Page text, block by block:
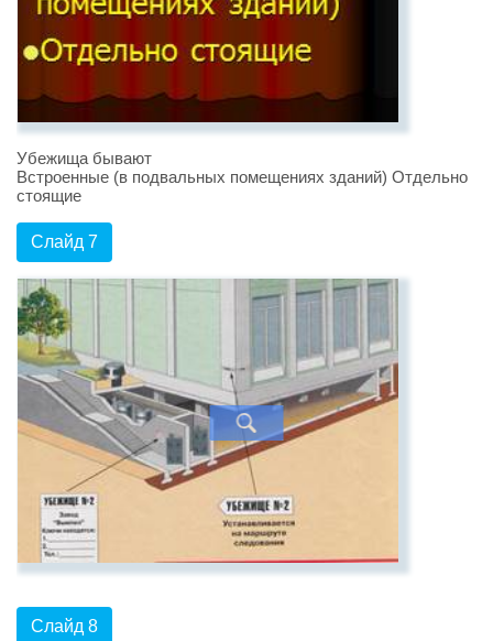
Убежища бывают
Встроенные (в подвальных помещениях зданий) Отдельно
стоящие
Слайд 7
Слайд 8